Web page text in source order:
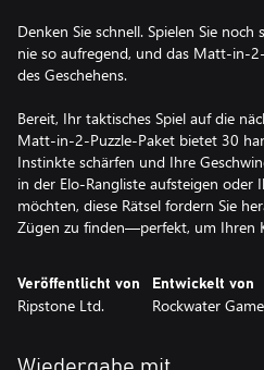
Denken Sie schnell. Spielen Sie noch
nie so aufregend, und das Matt-in-
des Geschehens.
Bereit, Ihr taktisches Spiel auf die
Matt-in-2-Puzzle-Paket bietet 30
Instinkte schärfen und Ihre
in der Elo-Rangliste aufsteigen oder
möchten, diese Rätsel fordern Sie
Zügen zu finden—perfekt, um Ihren
Veröffentlicht von
Ripstone Ltd.
Entwickelt von
Rockwater